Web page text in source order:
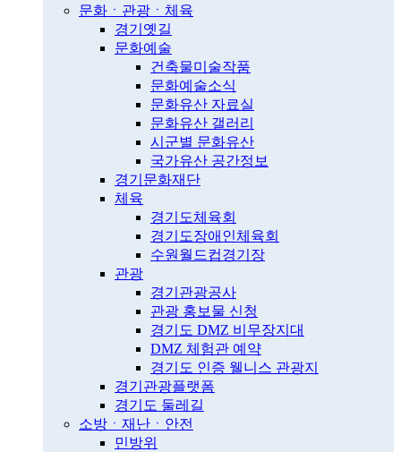
문화ㆍ관광ㆍ체육
경기옛길
문화예술
건축물미술작품
문화예술소식
문화유산 자료실
문화유산 갤러리
시군별 문화유산
국가유산 공간정보
경기문화재단
체육
경기도체육회
경기도장애인체육회
수원월드컵경기장
관광
경기관광공사
관광 홍보물 신청
경기도 DMZ 비무장지대
DMZ 체험관 예약
경기도 인증 웰니스 관광지
경기관광플랫폼
경기도 둘레길
소방ㆍ재난ㆍ안전
민방위